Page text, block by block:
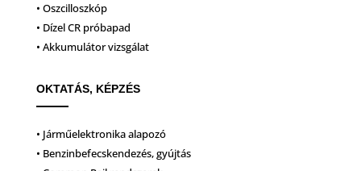
• Oszcilloszkóp
• Dízel CR próbapad
• Akkumulátor vizsgálat
OKTATÁS, KÉPZÉS
• Járműelektronika alapozó
• Benzinbefecskendezés, gyújtás